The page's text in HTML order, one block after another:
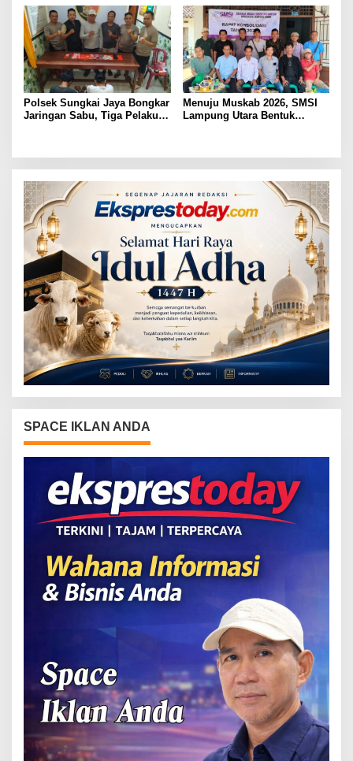
Berlarut
Polsek Sungkai Jaya Bongkar
Jaringan Sabu, Tiga Pelaku
Menuju Muskab 2026, SMSI
Lampung Utara Bentuk
SPACE IKLAN ANDA